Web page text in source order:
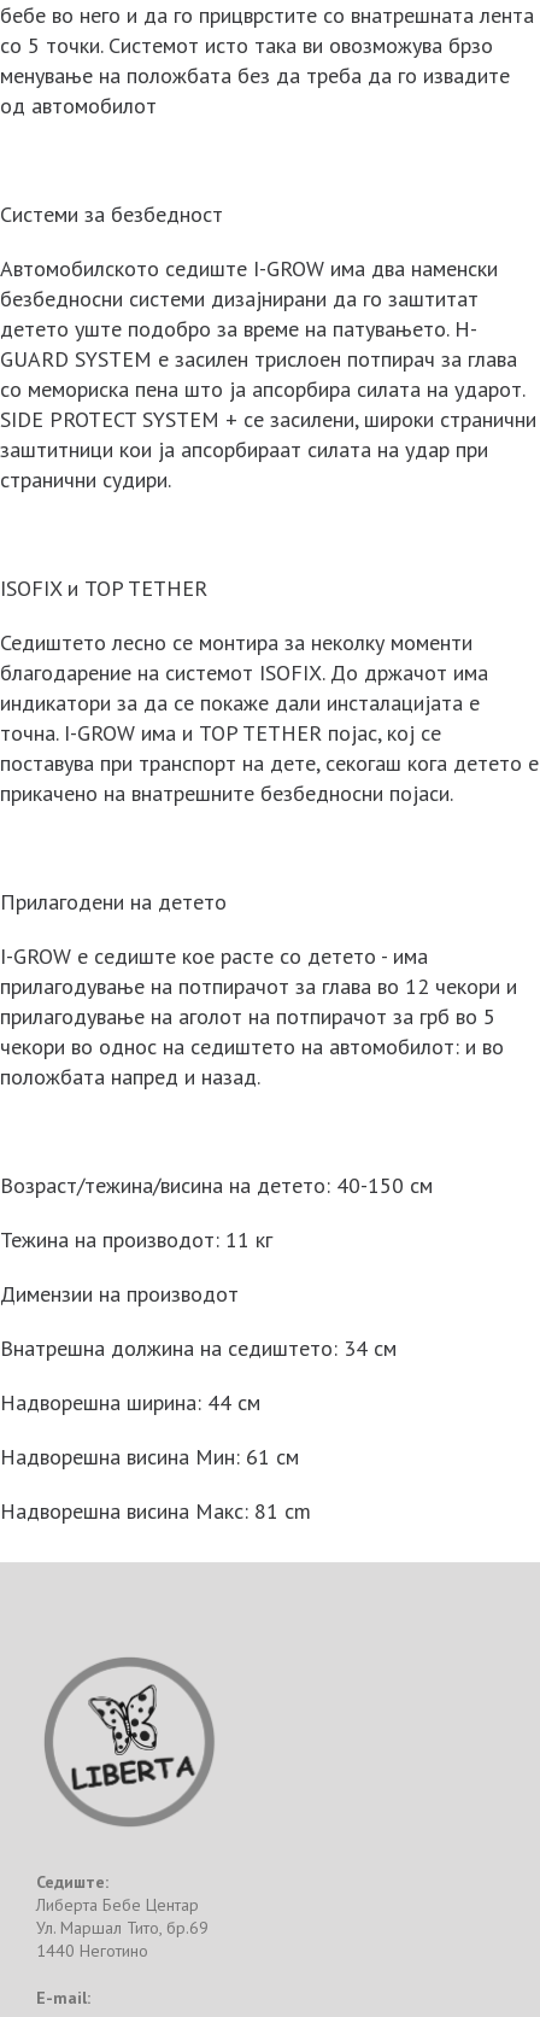
бебе во него и да го прицврстите со внатрешната лента
со 5 точки. Системот исто така ви овозможува брзо
менување на положбата без да треба да го извадите
од автомобилот
Системи за безбедност
Автомобилското седиште I-GROW има два наменски
безбедносни системи дизајнирани да го заштитат
детето уште подобро за време на патувањето. H-
GUARD SYSTEM е засилен трислоен потпирач за глава
со мемориска пена што ја апсорбира силата на ударот.
SIDE PROTECT SYSTEM + се засилени, широки странични
заштитници кои ја апсорбираат силата на удар при
странични судири.
ISOFIX и TOP TETHER
Седиштето лесно се монтира за неколку моменти
благодарение на системот ISOFIX. До држачот има
индикатори за да се покаже дали инсталацијата е
точна. I-GROW има и TOP TETHER појас, кој се
поставува при транспорт на дете, секогаш кога детето е
прикачено на внатрешните безбедносни појаси.
Прилагодени на детето
I-GROW е седиште кое расте со детето - има
прилагодување на потпирачот за глава во 12 чекори и
прилагодување на аголот на потпирачот за грб во 5
чекори во однос на седиштето на автомобилот: и во
положбата напред и назад.
Возраст/тежина/висина на детето: 40-150 см
Тежина на производот: 11 кг
Димензии на производот
Внатрешна должина на седиштето: 34 см
Надворешна ширина: 44 см
Надворешна висина Мин: 61 см
Надворешна висина Макс: 81 cm
Седиште:
Либерта Бебе Центар
Ул. Маршал Тито, бр.69
1440 Неготино
E-mail: